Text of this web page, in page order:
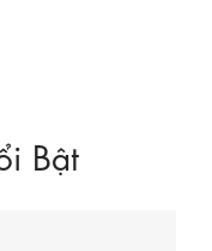
Bật